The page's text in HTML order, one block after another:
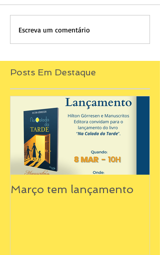
Escreva um comentário
Posts Em Destaque
Março tem lançamento